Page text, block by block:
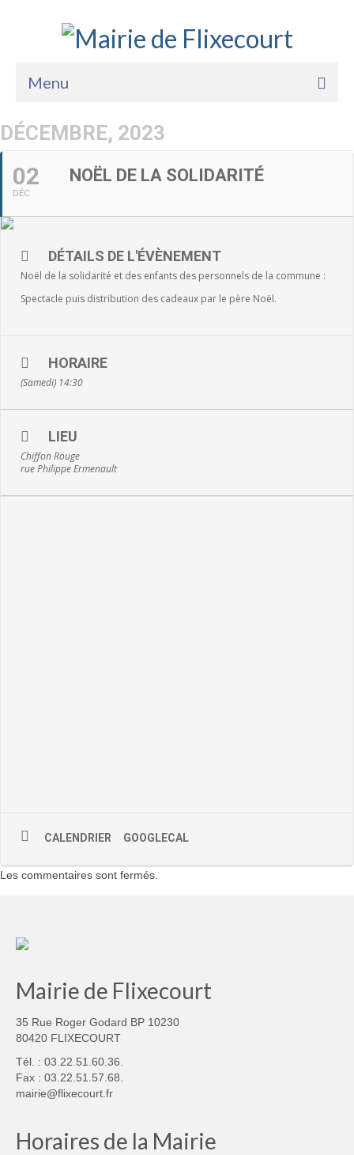
Menu
Accueil
Enfance Jeunesse
DÉCEMBRE, 2023
02
DÉC
NOËL DE LA SOLIDARITÉ
DÉTAILS DE L'ÉVÈNEMENT
Noël de la solidarité et des enfants des personnels de la commune :
Spectacle puis distribution des cadeaux par le père Noël.
HORAIRE
(Samedi) 14:30
LIEU
Chiffon Rouge
rue Philippe Ermenault
CALENDRIER GOOGLECAL
Les commentaires sont fermés.
Mairie de Flixecourt
35 Rue Roger Godard BP 10230
80420 FLIXECOURT
Tél. : 03.22.51.60.36.
Fax : 03.22.51.57.68.
mairie@flixecourt.fr
Horaires de la Mairie